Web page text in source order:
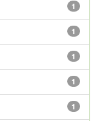
1
1
1
1
1